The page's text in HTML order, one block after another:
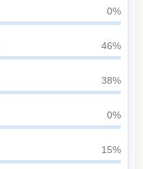
0%
46%
38%
0%
15%